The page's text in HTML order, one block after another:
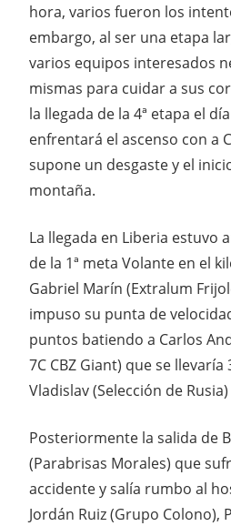
hora, varios fueron los
embargo, al ser una etapa
varios equipos interesados
mismas para cuidar a sus
la llegada de la 4ª etapa el
enfrentará el ascenso con a
supone un desgaste y el
montaña.
La llegada en Liberia estuvo
de la 1ª meta Volante en el
Gabriel Marín (Extralum
impuso su punta de
puntos batiendo a Carlos
7C CBZ Giant) que se
Vladislav (Selección de
Posteriormente la salida de
(Parabrisas Morales) que
accidente y salía rumbo al
Jordán Ruiz (Grupo Colono),